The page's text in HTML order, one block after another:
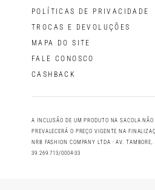
POLÍTICAS DE PRIVACIDADE
TROCAS E DEVOLUÇÕES
MAPA DO SITE
FALE CONOSCO
CASHBACK
A INCLUSÃO DE UM PRODUTO NA SACOLA
PREVALECERÁ O PREÇO VIGENTE NA
NRB FASHION COMPANY LTDA - AV.
39.269.713/0004-33